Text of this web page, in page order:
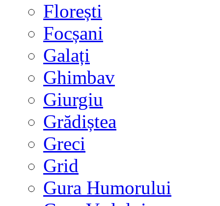
Florești
Focșani
Galați
Ghimbav
Giurgiu
Grădiștea
Greci
Grid
Gura Humorului